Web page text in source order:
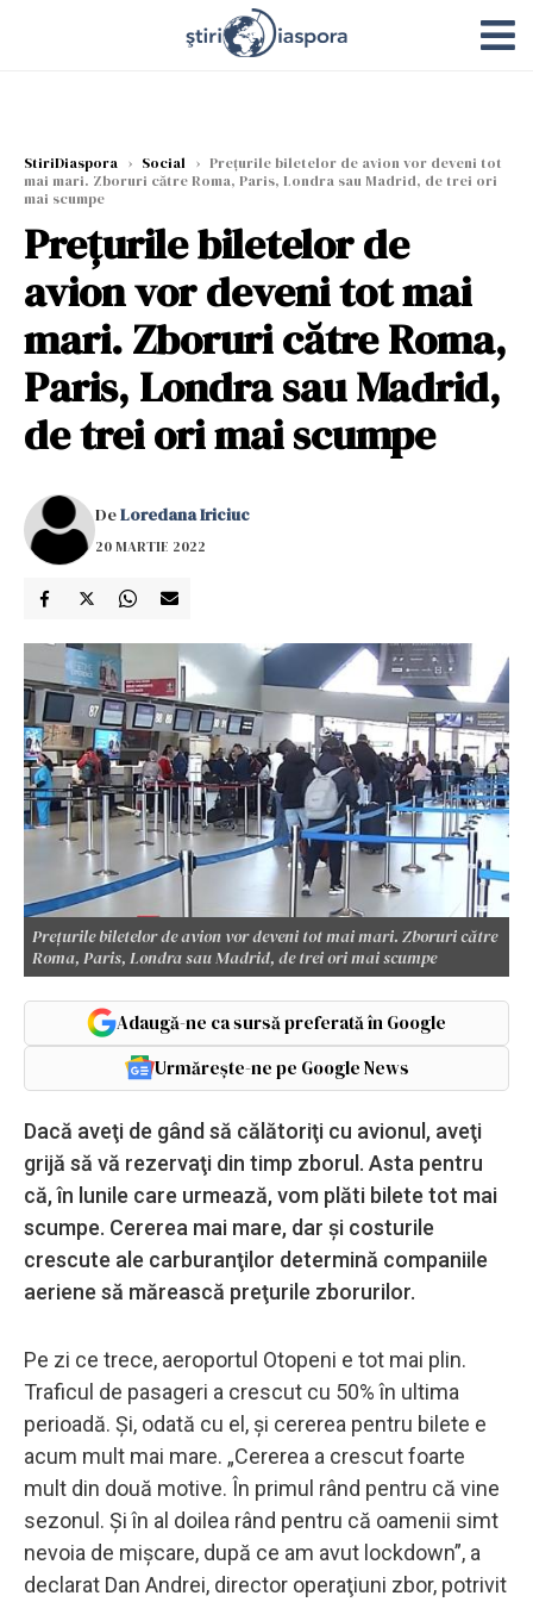
StiriDiaspora › Social › Preţurile biletelor de avion vor deveni tot
mai mari. Zboruri către Roma, Paris, Londra sau Madrid, de trei ori
mai scumpe
Preţurile biletelor de
avion vor deveni tot mai
mari. Zboruri către Roma,
Paris, Londra sau Madrid,
de trei ori mai scumpe
DeLoredana Iriciuc
20 MARTIE 2022
Preţurile biletelor de avion vor deveni tot mai mari. Zboruri către
Roma, Paris, Londra sau Madrid, de trei ori mai scumpe
Adaugă-ne ca sursă preferată în Google
Urmărește-ne pe Google News
Dacă aveţi de gând să călătoriţi cu avionul, aveţi
grijă să vă rezervaţi din timp zborul. Asta pentru
că, în lunile care urmează, vom plăti bilete tot mai
scumpe. Cererea mai mare, dar şi costurile
crescute ale carburanţilor determină companiile
aeriene să mărească preţurile zborurilor.
Pe zi ce trece, aeroportul Otopeni e tot mai plin.
Traficul de pasageri a crescut cu 50% în ultima
perioadă. Şi, odată cu el, şi cererea pentru bilete e
acum mult mai mare. „Cererea a crescut foarte
mult din două motive. În primul rând pentru că vine
sezonul. Şi în al doilea rând pentru că oamenii simt
nevoia de mişcare, după ce am avut lockdown”, a
declarat Dan Andrei, director operaţiuni zbor, potrivit